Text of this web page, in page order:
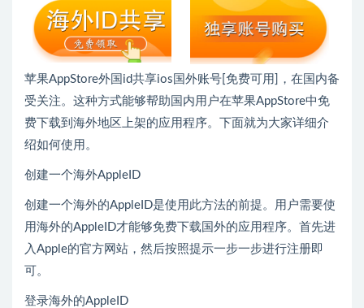
苹果AppStore外国id共享ios国外账号[免费可用]，在国内备
受关注。这种方式能够帮助国内用户在苹果AppStore中免
费下载到海外地区上架的应用程序。下面就为大家详细介
绍如何使用。
创建一个海外AppleID
创建一个海外的AppleID是使用此方法的前提。用户需要使
用海外的AppleID才能够免费下载国外的应用程序。首先进
入Apple的官方网站，然后按照提示一步一步进行注册即
可。
登录海外的AppleID